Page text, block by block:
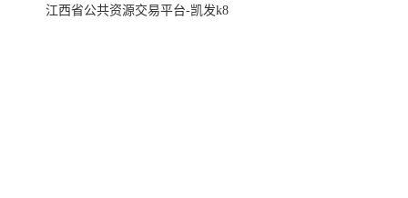
江西省公共资源交易平台-凯发k8